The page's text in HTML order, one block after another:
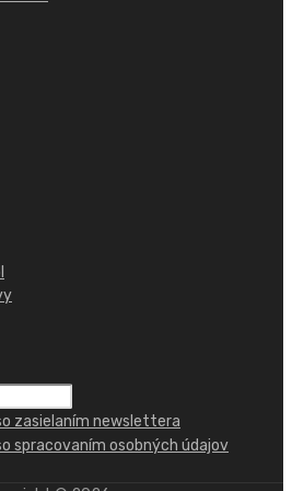
zasielaním newslettera
spracovaním osobných údajov